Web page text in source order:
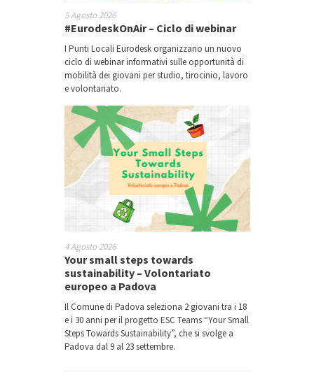
5 Agosto 2026
#EurodeskOnAir – Ciclo di webinar
I Punti Locali Eurodesk organizzano un nuovo
ciclo di webinar informativi sulle opportunità di
mobilità dei giovani per studio, tirocinio, lavoro
e volontariato.
4 Agosto 2026
Your small steps towards
sustainability – Volontariato
europeo a Padova
Il Comune di Padova seleziona 2 giovani tra i 18
e i 30 anni per il progetto ESC Teams “Your Small
Steps Towards Sustainability”, che si svolge a
Padova dal 9 al 23 settembre.